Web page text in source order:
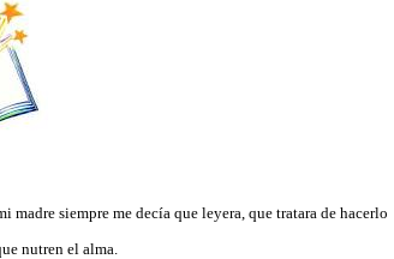
siempre me decía que leyera, que tratara de hacerlo
nutren el alma.